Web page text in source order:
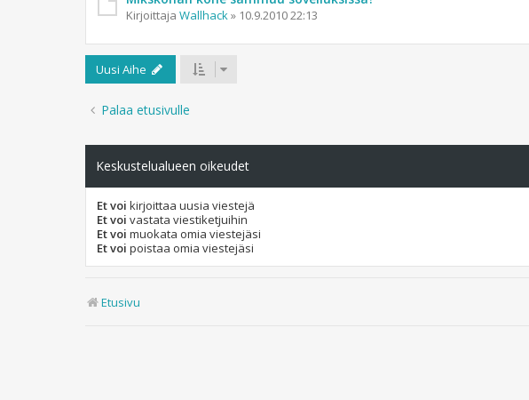
Kirjoittaja Wallhack» 10.9.2010 22:13
Uusi Aihe
Palaa etusivulle
Keskustelualueen oikeudet
Et voi kirjoittaa uusia viestejä
Et voi vastata viestiketjuihin
Et voi muokata omia viestejäsi
Et voi poistaa omia viestejäsi
Etusivu